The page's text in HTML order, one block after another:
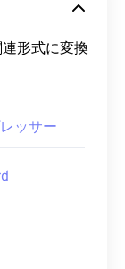
形式に変換
ッサー